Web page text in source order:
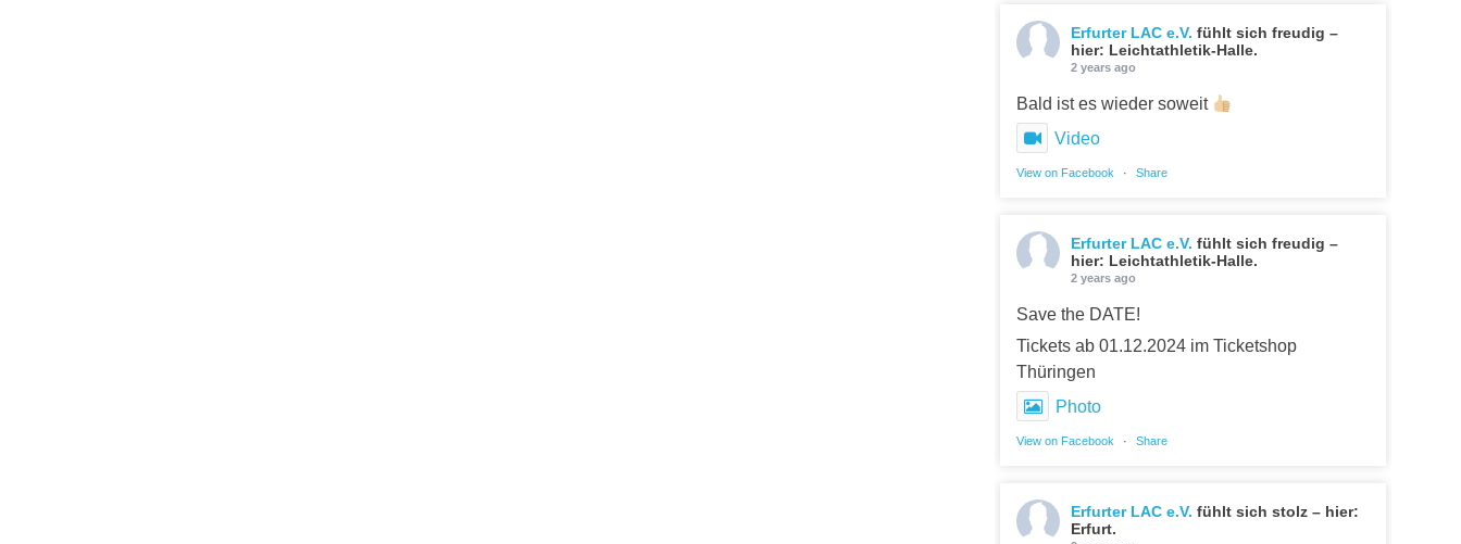
Erfurter LAC e.V. fühlt sich freudig –
hier: Leichtathletik-Halle.
2 years ago
Bald ist es wieder soweit
Video
View on Facebook · Share
Erfurter LAC e.V. fühlt sich freudig –
hier: Leichtathletik-Halle.
2 years ago
Save the DATE!
Tickets ab 01.12.2024 im Ticketshop
Thüringen
Photo
View on Facebook · Share
Erfurter LAC e.V. fühlt sich stolz – hier:
Erfurt.